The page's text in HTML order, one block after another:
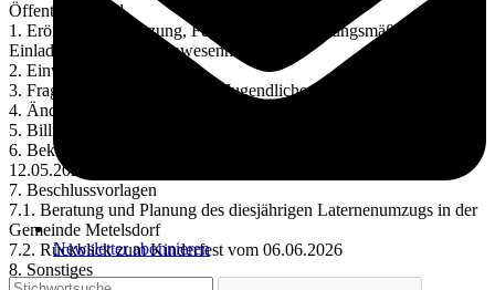
Newsletter abonnieren
Öffentlicher Teil
1. Eröffnung der Sitzung, Feststellen der Ordnungsmäßigkeit der
Einladungen und der Anwesenheit
2. Einwohnerfragestunde
3. Fragestunde für Kinder und Jugendliche
4. Änderungsanträge zur Tagesordnung
5. Billigung der Sitzungsniederschrift vom 25.03.2026
6. Bekanntgabe der Ergebnisse der Gemeindevertretersitzung vom
12.05.2026
7. Beschlussvorlagen
7.1. Beratung und Planung des diesjährigen Laternenumzugs in der
Gemeinde Metelsdorf
7.2. Rückblick zum Kinderfest vom 06.06.2026
8. Sonstiges